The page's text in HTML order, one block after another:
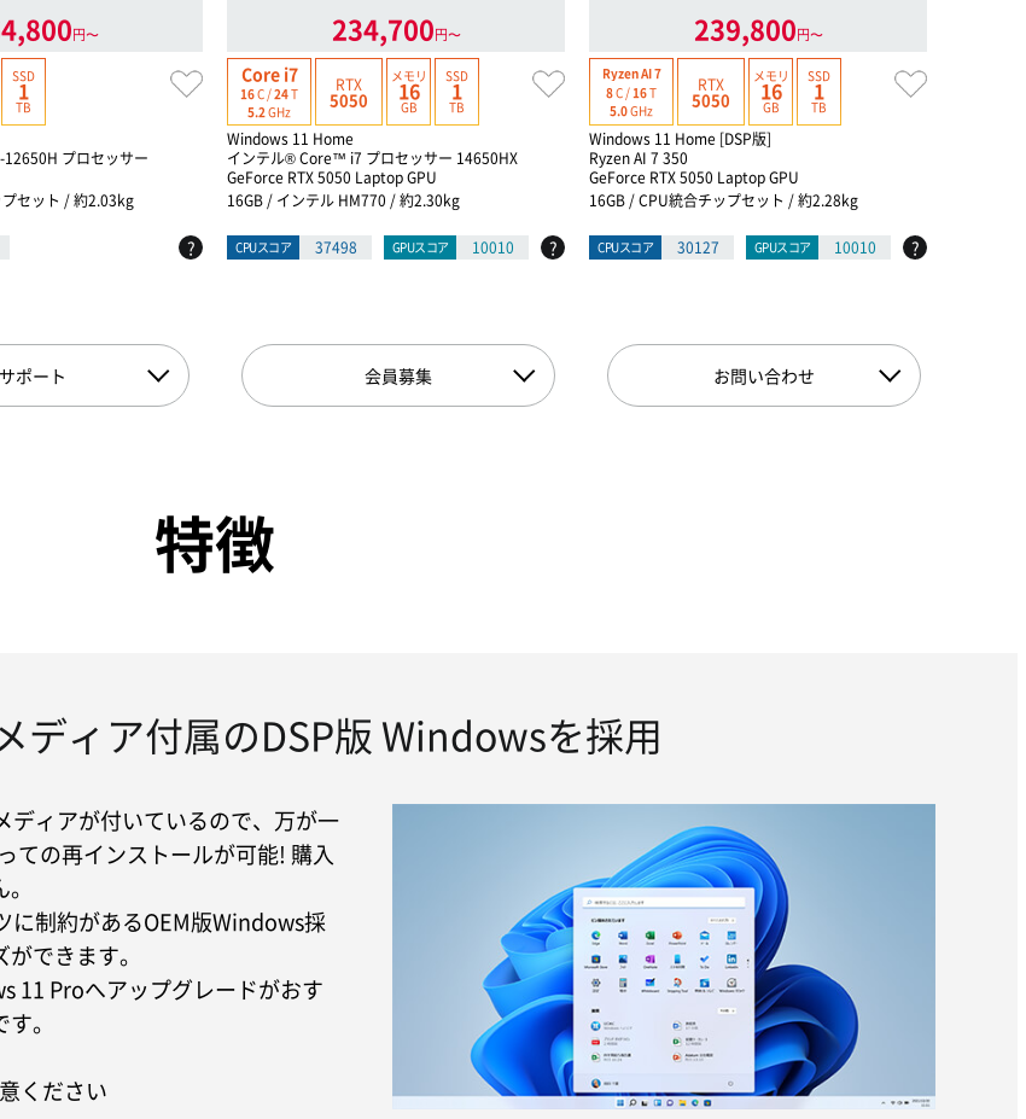
円〜
SSD
1
TB
プロセッサー
セット / 約2.03kg
?
234,700円〜
Core i7
16C /24T
5.2 GHz
RTX
5050
メモリ
16
GB
SSD
1
TB
Windows 11 Home
インテル® Core™ i7 プロセッサー 14650HX
GeForce RTX 5050 Laptop GPU
16GB / インテル HM770 / 約2.30kg
CPUスコア 37498 GPUスコア 10010 ?
239,800円〜
Ryzen AI 7
8C / 16T
5.0GHz
RTX
5050
メモリ
16
GB
SSD
1
TB
Windows 11 Home [DSP版]
Ryzen AI 7 350
GeForce RTX 5050 Laptop GPU
16GB / CPU統合チップセット / 約2.28kg
CPUスコア 30127 GPUスコア 10010 ?
サポート 会員募集 お問い合わせ
特徴
ディア付属のDSP版 Windowsを採用
ディアが付いているので、万が一
ての再インストールが可能! 購入
に制約があるOEM版Windows採
できます。
11 Proへアップグレードがおす
。
ください